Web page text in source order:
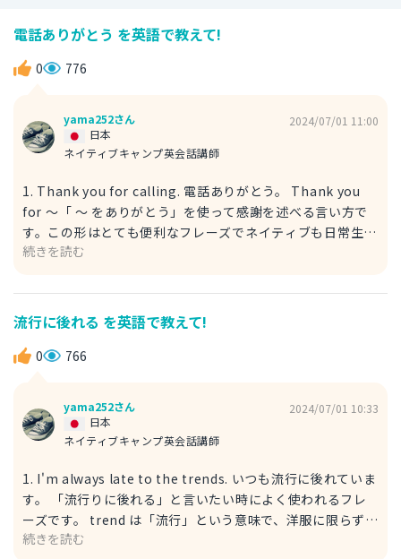
電話ありがとう を英語で教えて!
0 776
yama252さん
ネイティブキャンプ英会話講師
日本
2024/07/01 11:00
1. Thank you for calling. 電話ありがとう。 Thank you
for 〜「 〜 をありがとう」を使って感謝を述べる言い方で
す。この形はとても便利なフレーズでネイティブも日常生活
で頻繁に使用しています。 Thank you for には動詞の ing
ます。 親しい友人や家族間では Thanks for calling. のよ
うに略した言い方もよく聞かれます。 2. Thank you for
reaching out to me. 直訳は「接触してくれてありがと
う」となります。 reach out は「接触する、差し出す」と
り、ビジネスの場合でも「ご連絡ありがとうございます」と
表現する事ができます。
続きを読む
流行に後れる を英語で教えて!
0 766
yama252さん
ネイティブキャンプ英会話講師
日本
2024/07/01 10:33
1. I'm always late to the trends. いつも流行に後れていま
す。 「流行りに後れる」と言いたい時によく使われるフレ
ーズです。 trend は「流行」という意味で、洋服に限らず
幅広い分野を対象としています。通常複数形で使われます。
続きを読む